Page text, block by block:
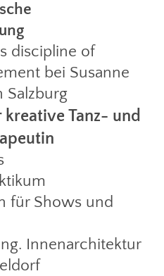
discipline of
bei Susanne
Salzburg
Tanz- und
für Shows und
Innenarchitektur